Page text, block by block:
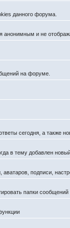
данного форума.
анонимным и не
на форуме.
сегодня, а также
в тему добавлен
подписи,
папки